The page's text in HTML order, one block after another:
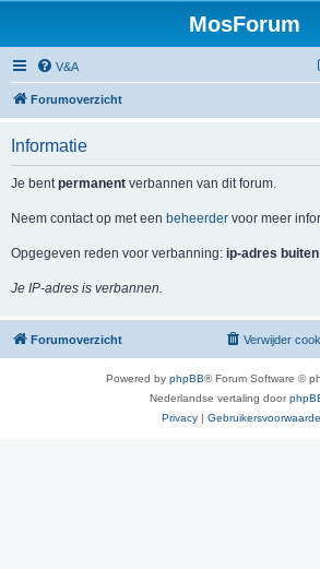
MosForum
V&A
Forumoverzicht
Informatie
Je bentpermanent verbannen van dit forum.
Neem contact op met een beheerder voor meer
Opgegeven reden voor verbanning: ip-adres
Je IP-adres is verbannen.
Forumoverzicht Verwijder
Powered by phpBB® Forum Software ©
Nederlandse vertaling door
Privacy |